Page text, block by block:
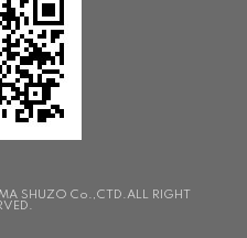
SHUZO Co.,CTD.ALL RIGHT